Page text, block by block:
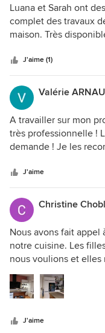
Luana et Sarah ont
complet des travaux
maison. Très
projet. Nous sommes
recommandons
aménagements futurs
J'aime (1)
Valérie
A travailler sur mon
très professionnelle !
demande ! Je les
J'aime
Christine
Nous avons fait appel
notre cuisine. Les
nous voulions et
a beaucoup plu ! Elles
bonnes idées. Nous
J'aime